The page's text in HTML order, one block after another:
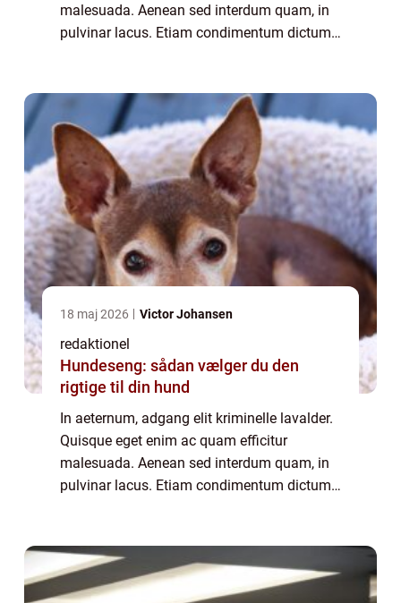
malesuada. Aenean sed interdum quam, in
pulvinar lacus. Etiam condimentum dictum
18 maj 2026 Victor Johansen
redaktionel
Hundeseng: sådan vælger du den
rigtige til din hund
In aeternum, adgang elit kriminelle lavalder.
Quisque eget enim ac quam efficitur
malesuada. Aenean sed interdum quam, in
pulvinar lacus. Etiam condimentum dictum